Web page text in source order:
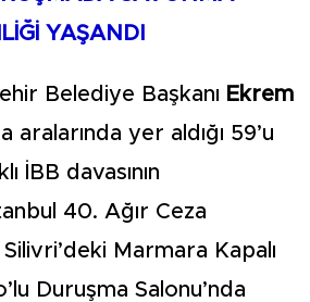
YAŞANDI
Belediye Başkanı Ekrem
aralarında yer aldığı 59’u
İBB davasının
40. Ağır Ceza
Marmara Kapalı
Duruşma Salonu’nda